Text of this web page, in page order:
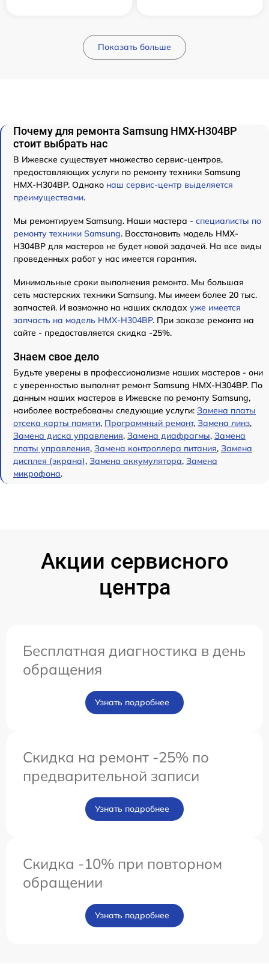
Показать больше
Почему для ремонта Samsung HMX-H304BP
стоит выбрать нас
В Ижевске существует множество сервис-центров,
предоставляющих услуги по ремонту техники Samsung
HMX-H304BP. Однако наш сервис-центр выделяется
преимуществами.
Мы ремонтируем Samsung. Наши мастера - специалисты по
ремонту техники Samsung. Восстановить модель HMX-
H304BP для мастеров не будет новой задачей. На все виды
проведенных работ у нас имеется гарантия.
Минимальные сроки выполнения ремонта. Мы большая
сеть мастерских техники Samsung. Мы имеем более 20 тыс.
запчастей. И возможно на наших складах уже имеется
запчасть на модель HMX-H304BP. При заказе ремонта на
сайте - предоставляется скидка -25%.
Знаем свое дело
Будьте уверены в профессионализме наших мастеров - они
с уверенностью выполнят ремонт Samsung HMX-H304BP. По
данным наших мастеров в Ижевске по ремонту Samsung,
наиболее востребованы следующие услуги: Замена платы
отсека карты памяти, Программный ремонт, Замена линз,
Замена диска управления, Замена диафрагмы, Замена
платы управления, Замена контроллера питания, Замена
дисплея (экрана), Замена аккумулятора, Замена
микрофона.
Акции сервисного
центра
Бесплатная диагностика в день
обращения
Узнать подробнее
Скидка на ремонт -25% по
предварительной записи
Узнать подробнее
Скидка -10% при повторном
обращении
Узнать подробнее